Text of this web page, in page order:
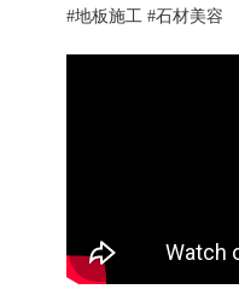
#地板施工 #石材美容